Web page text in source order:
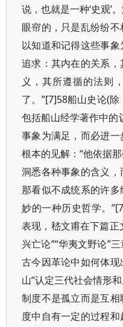
说，也就是一种‘史观’
眼帘的，只是乱纷纷
以知道和记得这些事
追求：其内在的关系
义，其所遵循的法则
了。”[7]58船山史论(
包括船山经学著作中的
事象为满足，而必进
根本的见解：“他依据
洞悉各种事象的含义
那看似不成统系的许
妙的一种历史哲学。
表现，嵇文甫在下篇正
兴亡论”“华夷文野论”
古今因革论中如何体
山“认定三代社会情形
制度不是孤立而是互
度中自有一定的过程